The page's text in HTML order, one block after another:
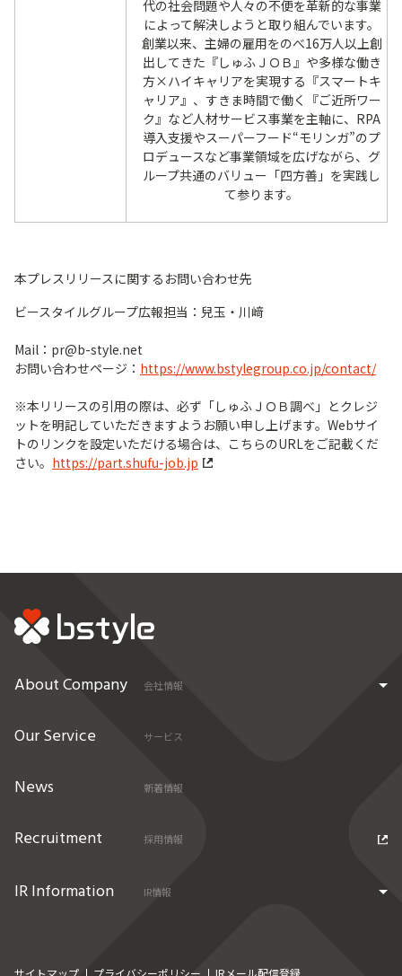
代の社会問題や人々の不便を革新的な事業
によって解決しようと取り組んでいます。
創業以来、主婦の雇用をのべ16万人以上創
出してきた『しゅふＪＯＢ』や多様な働き
方×ハイキャリアを実現する『スマートキ
ャリア』、すきま時間で働く『ご近所ワー
ク』など人材サービス事業を主軸に、RPA
導入支援やスーパーフード“モリンガ”のプ
ロデュースなど事業領域を広げながら、グ
ループ共通のバリュー「四方善」を実践し
て参ります。
本プレスリリースに関するお問い合わせ先
ビースタイルグループ広報担当：兒玉・川﨑
Mail：pr@b-style.net
お問い合わせページ： https://www.bstylegroup.co.jp/contact/
※本リリースの引用の際は、必ず「しゅふＪＯＢ調べ」とクレジ
ットを明記していただきますようお願い申し上げます。Webサイ
トのリンクを設定いただける場合は、こちらのURLをご記載くだ
さい。 https://part.shufu-job.jp
About Company 会社情報
Our Service サービス
News 新着情報
Recruitment 採用情報
IR Information IR情報